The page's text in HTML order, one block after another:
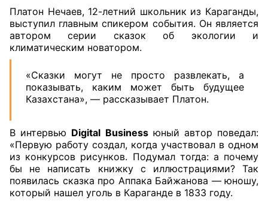
Платон Нечаев, 12-летний школьник из Караганды,
выступил главным спикером события. Он является
авторомсерии сказок об экологии и
климатическим новатором.
«Сказки могут не просто развлекать, а
показывать, каким может быть будущее
Казахстана», — рассказывает Платон.
В интервью Digital Businessюный автор поведал:
«Первую работу создал, когда участвовал в одном
из конкурсов рисунков. Подумал тогда: а почему
бы не написать книжку с иллюстрациями? Так
появилась сказка про Аппака Байжанова — юношу,
который нашел уголь в Караганде в 1833 году.